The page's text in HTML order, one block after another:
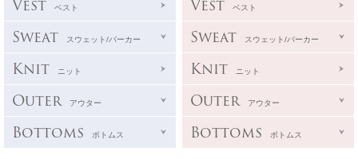
Vest ベスト
Sweat スウェット/パーカー
Knit ニット
Outer アウター
Bottoms ボトムス
Vest ベスト
Sweat スウェット/パーカー
Knit ニット
Outer アウター
Bottoms ボトムス